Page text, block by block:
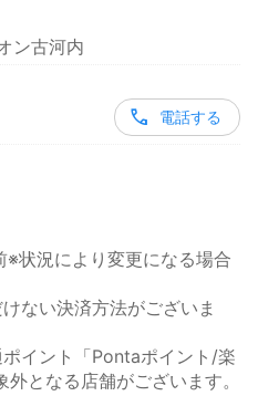
ン古河内
電話する
状況により変更になる場合
ない決済方法がございま
イント「Pontaポイント/楽
となる店舗がございます。